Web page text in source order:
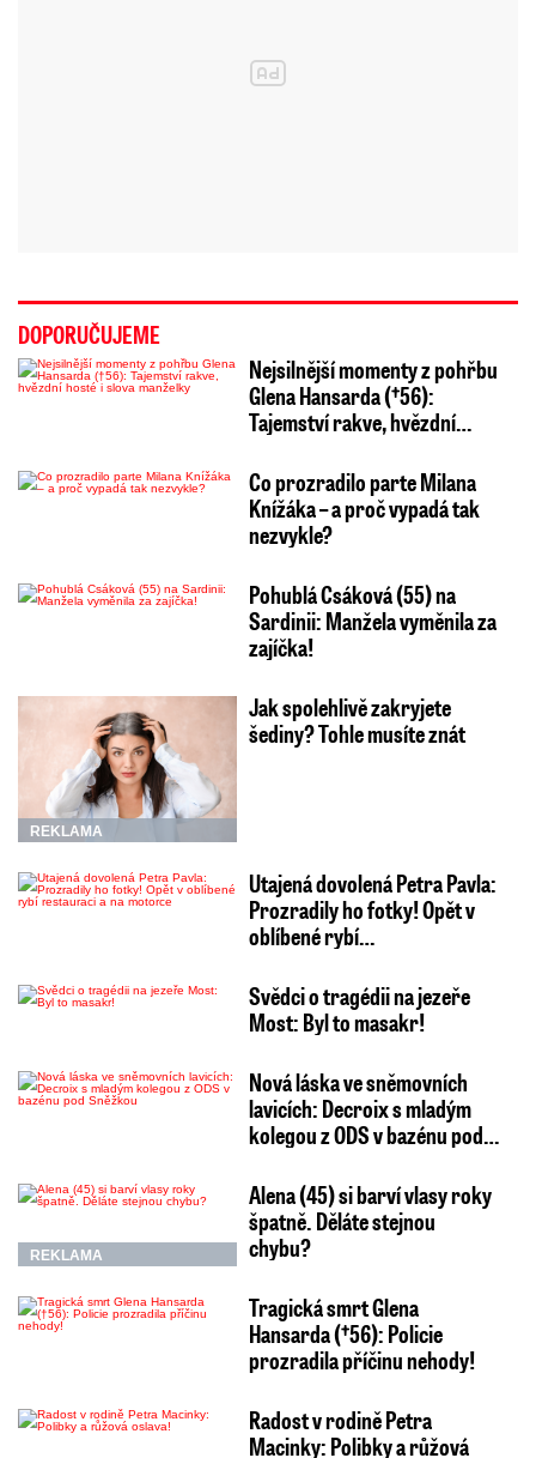
DOPORUČUJEME
Nejsilnější momenty z pohřbu
Glena Hansarda (†56):
Tajemství rakve, hvězdní…
Co prozradilo parte Milana
Knížáka – a proč vypadá tak
nezvykle?
Pohublá Csáková (55) na
Sardinii: Manžela vyměnila za
zajíčka!
REKLAMA
Jak spolehlivě zakryjete
šediny? Tohle musíte znát
Utajená dovolená Petra Pavla:
Prozradily ho fotky! Opět v
oblíbené rybí…
Svědci o tragédii na jezeře
Most: Byl to masakr!
Nová láska ve sněmovních
lavicích: Decroix s mladým
kolegou z ODS v bazénu pod…
REKLAMA
Alena (45) si barví vlasy roky
špatně. Děláte stejnou
chybu?
Tragická smrt Glena
Hansarda (†56): Policie
prozradila příčinu nehody!
Radost v rodině Petra
Macinky: Polibky a růžová